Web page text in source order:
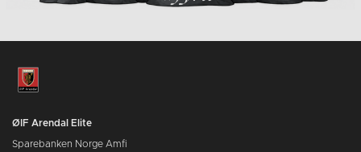
ØIF Arendal Elite
Sparebanken Norge Amfi